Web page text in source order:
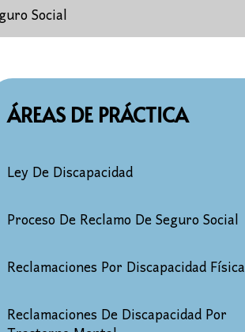
Social
ÁREAS DE PRÁCTICA
Ley De Discapacidad
Elegibilidad Por Discapacidad Del
Para Mayores De 50 Años
Proceso De Reclamo De Seguro Social
Solicitud de discapacidad
Audiencias de discapacidad del
Reclamaciones Por Discapacidad Física
Reclamaciones de discapacidad por
Reclamaciones De Discapacidad Por